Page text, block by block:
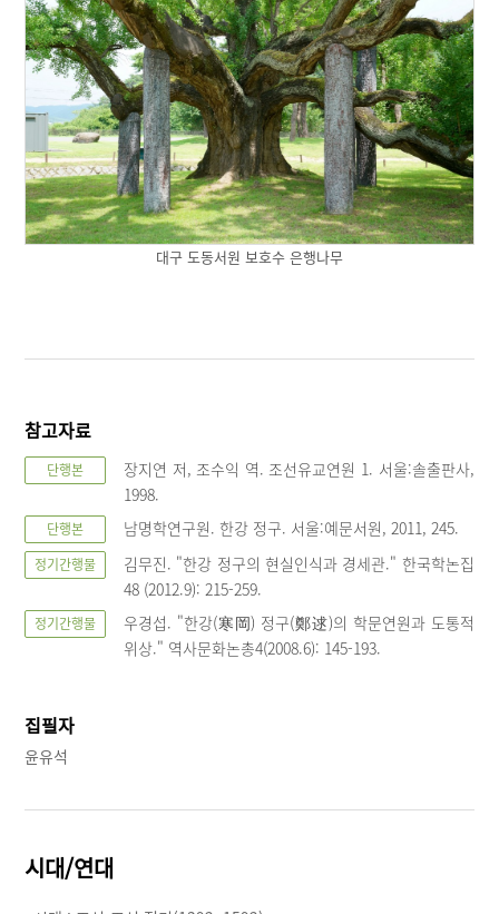
대구 도동서원 보호수 은행나무
참고자료
단행본
장지연 저, 조수익 역. 조선유교연원 1. 서울:솔출판사,
1998.
단행본 남명학연구원. 한강 정구. 서울:예문서원, 2011, 245.
정기간행물
김무진. "한강 정구의 현실인식과 경세관." 한국학논집
48 (2012.9): 215-259.
정기간행물
우경섭. "한강(寒岡) 정구(鄭逑)의 학문연원과 도통적
위상." 역사문화논총4(2008.6): 145-193.
집필자
윤유석
시대/연대